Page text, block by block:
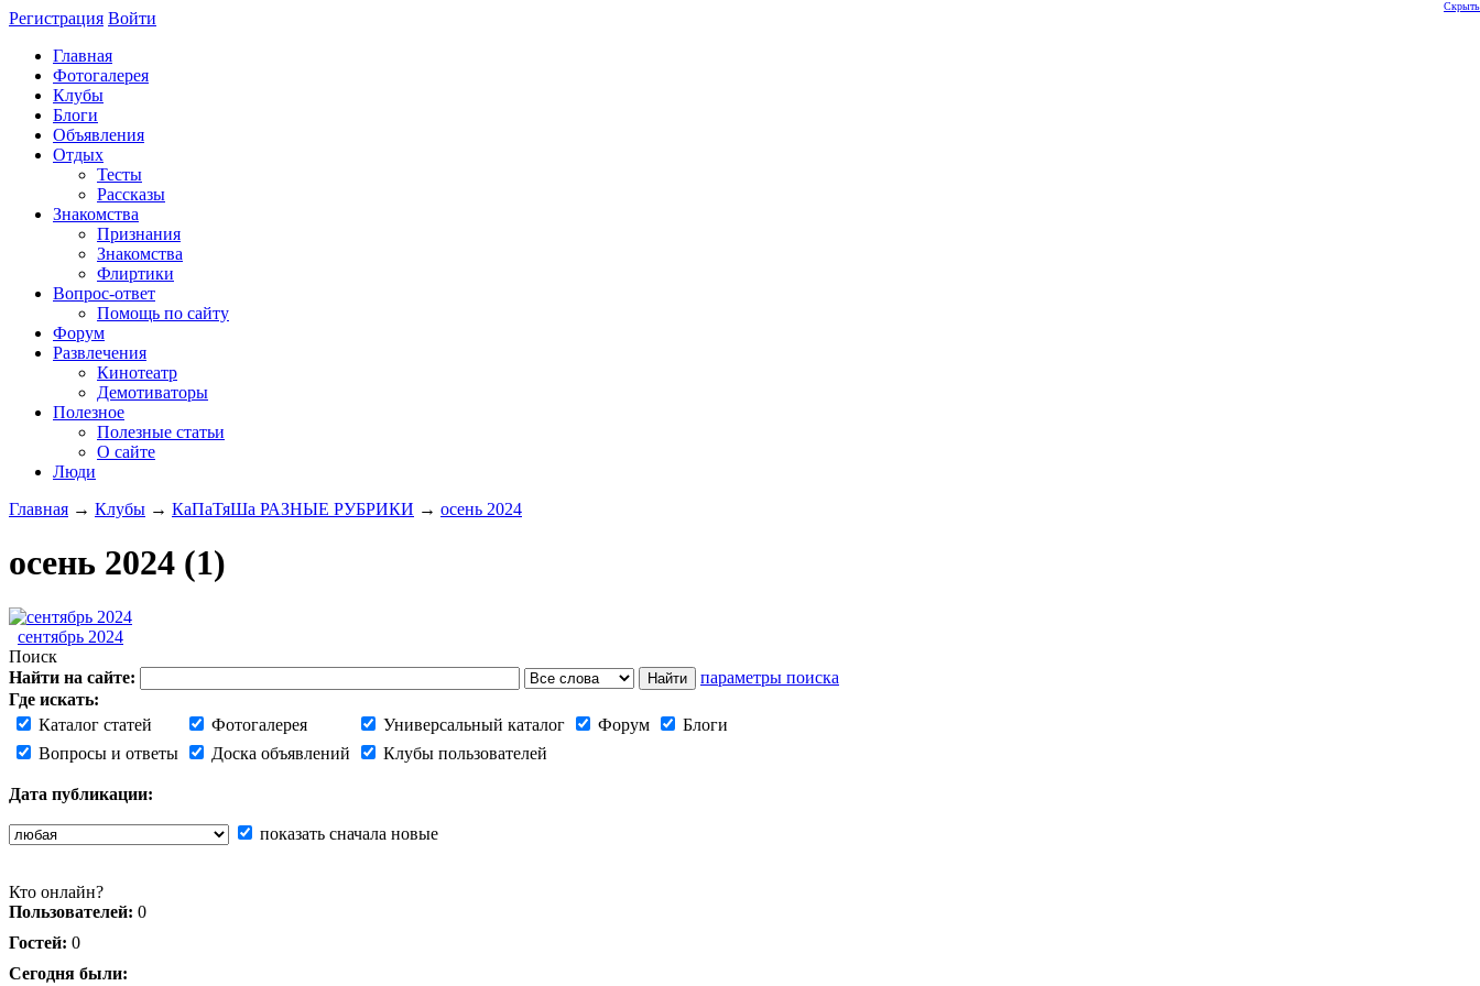
Регистрация Войти
Главная
Фотогалерея
Клубы
Блоги
Объявления
Отдых
Тесты
Рассказы
Знакомства
Признания
Знакомства
Флиртики
Вопрос-ответ
Помощь по сайту
Форум
Развлечения
Кинотеатр
Демотиваторы
Полезное
Полезные статьи
О сайте
Люди
Главная → Клубы → КаПаТяШа РАЗНЫЕ РУБРИКИ → осень 2024
осень 2024 (1)
сентябрь 2024
Поиск
Найти на сайте:
параметры поиска
Где искать:
Каталог статей
Фотогалерея Универсальный каталог Форум
Блоги
Вопросы и ответы
Доска объявлений Клубы пользователей
Дата публикации:
показать сначала новые
Скрыть
Кто онлайн?
Пользователей: 0
Гостей: 0
Сегодня были: